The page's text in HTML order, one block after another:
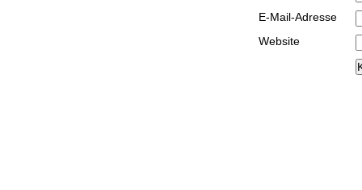
E-Mail-Adresse
Website